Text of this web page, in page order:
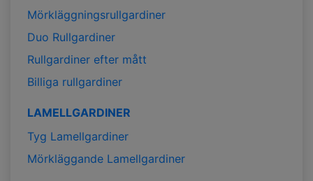
Mörkläggningsrullgardiner
Duo Rullgardiner
Rullgardiner efter mått
Billiga rullgardiner
LAMELLGARDINER
Tyg Lamellgardiner
Mörkläggande Lamellgardiner